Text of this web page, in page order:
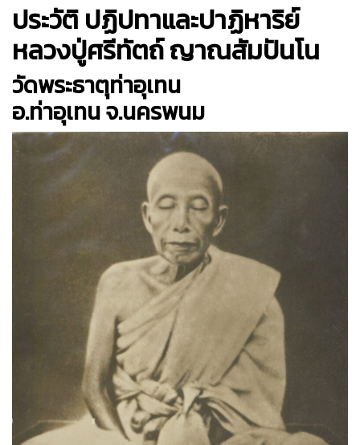
ประวัติ ปฏิปทาและปาฏิหาริย์
หลวงปู่ศรีทัตถ์ ญาณสัมปันโน
วัดพระธาตุท่าอุเทน
อ.ท่าอุเทน จ.นครพนม